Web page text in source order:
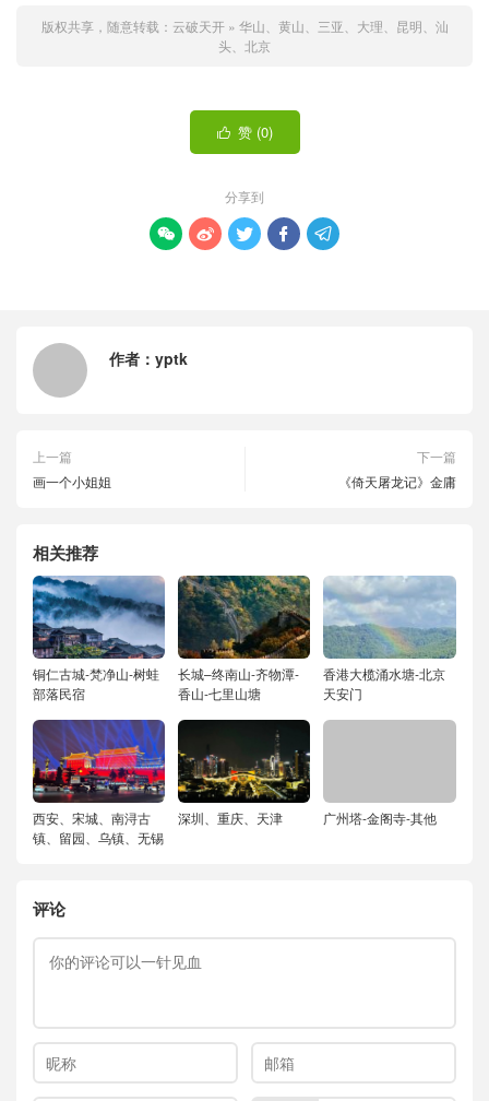
版权共享，随意转载： 云破天开» 华山、黄山、三亚、大理、昆明、汕
头、北京
 赞 (0)
分享到
    
作者： yptk
上一篇
画一个小姐姐
下一篇
《倚天屠龙记》金庸
相关推荐
铜仁古城-梵净山-树蛙
部落民宿
长城–终南山-齐物潭-
香山-七里山塘
香港大榄涌水塘-北京
天安门
西安、宋城、南浔古
镇、留园、乌镇、无锡
深圳、重庆、天津 广州塔-金阁寺-其他
评论